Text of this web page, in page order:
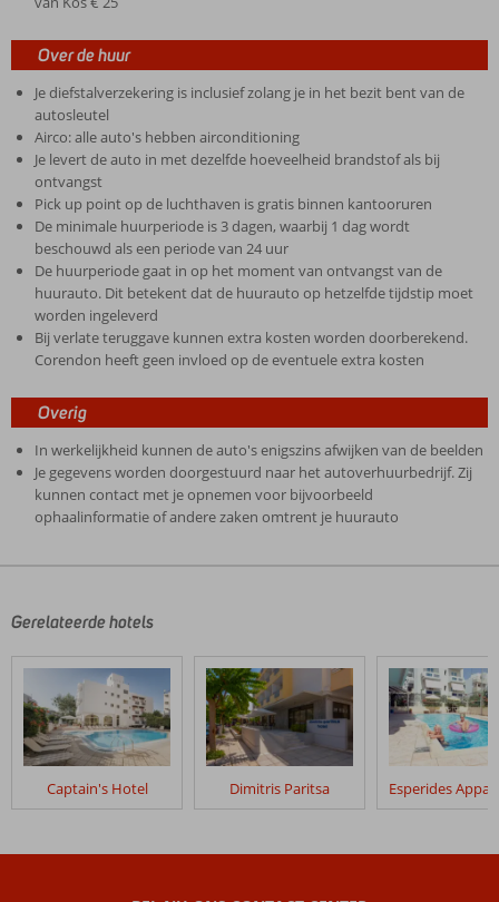
Over de huur
Je diefstalverzekering is inclusief zolang je in het bezit bent van de
autosleutel
Airco: alle auto's hebben airconditioning
Je levert de auto in met dezelfde hoeveelheid brandstof als bij
ontvangst
Pick up point op de luchthaven is gratis binnen kantooruren
De minimale huurperiode is 3 dagen, waarbij 1 dag wordt
beschouwd als een periode van 24 uur
De huurperiode gaat in op het moment van ontvangst van de
huurauto. Dit betekent dat de huurauto op hetzelfde tijdstip moet
worden ingeleverd
Bij verlate teruggave kunnen extra kosten worden doorberekend.
Corendon heeft geen invloed op de eventuele extra kosten
Overig
In werkelijkheid kunnen de auto's enigszins afwijken van de beelden
Je gegevens worden doorgestuurd naar het autoverhuurbedrijf. Zij
kunnen contact met je opnemen voor bijvoorbeeld
ophaalinformatie of andere zaken omtrent je huurauto
door
klanten
geschreven
na
hun
verblijf
Gerelateerde hotels
Captain's Hotel Dimitris Paritsa